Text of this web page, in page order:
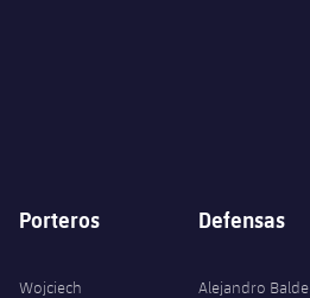
Porteros
Wojciech
Defensas
Alejandro Balde